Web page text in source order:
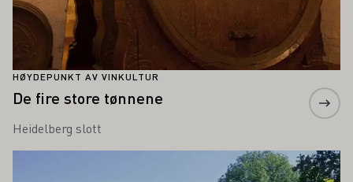
HØYDEPUNKT AV VINKULTUR
De fire store tønnene
Heidelberg slott